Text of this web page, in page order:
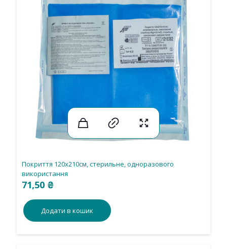
Покриття 120х210см, стерильне, одноразового
використання
71,50 ₴
Додати в кошик